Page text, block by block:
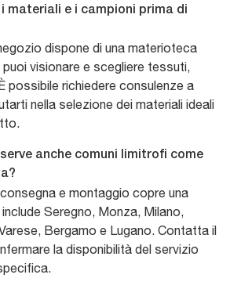
materiali e i campioni prima di
dispone di una materioteca
visionare e scegliere tessuti,
possibile richiedere consulenze a
nella selezione dei materiali ideali
anche comuni limitrofi come
e montaggio copre una
Seregno, Monza, Milano,
Bergamo e Lugano. Contatta il
la disponibilità del servizio